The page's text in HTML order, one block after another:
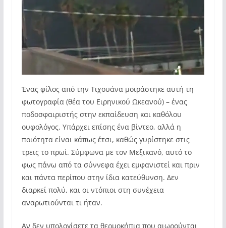
Ένας φίλος από την Τιχουάνα μοιράστηκε αυτή τη
φωτογραφία (θέα του Ειρηνικού Ωκεανού) – ένας
ποδοσφαιριστής στην εκπαίδευση και καθόλου
ουφολόγος. Υπάρχει επίσης ένα βίντεο, αλλά η
ποιότητα είναι κάπως έτσι, καθώς γυρίστηκε στις
τρεις το πρωί. Σύμφωνα με τον Μεξικανό, αυτό το
φως πάνω από τα σύννεφα έχει εμφανιστεί και πριν
και πάντα περίπου στην ίδια κατεύθυνση. Δεν
διαρκεί πολύ, και οι ντόπιοι στη συνέχεια
αναρωτιούνται τι ήταν.
Αν δεν υπολογίσετε τα θερμοκήπια που αιωρούνται